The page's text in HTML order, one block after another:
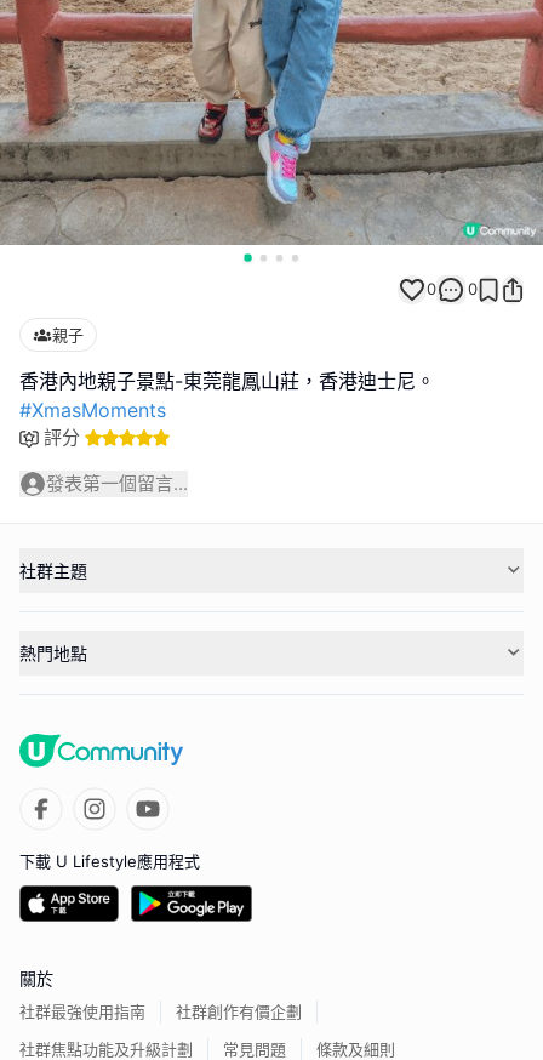
0 0
親子
#XmasMoments
評分
發表第一個留言...
社群主題
熱門地點
下載 U Lifestyle應用程式
關於
社群最強使用指南
社群創作有價企劃
社群焦點功能及升級計劃
常見問題 條款及細則